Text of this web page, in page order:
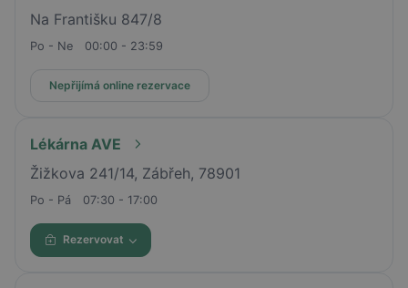
Na Františku 847/8
Po - Ne 00:00 - 23:59
Nepřijímá online rezervace
Lékárna AVE
Žižkova 241/14, Zábřeh, 78901
Po - Pá 07:30 - 17:00
Rezervovat